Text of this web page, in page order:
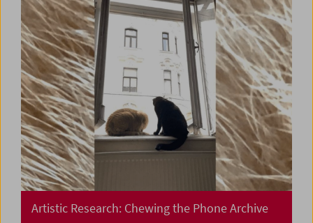
Artistic Research: Chewing the Phone Archive